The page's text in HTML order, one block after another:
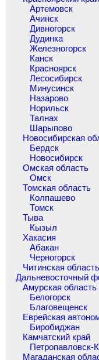
Артемовск
Ачинск
Дивногорск
Дудинка
Железногорск
Канск
Красноярск
Лесосибирск
Минусинск
Назарово
Норильск
Талнах
Шарыпово
Новосибирская
Бердск
Новосибирск
Омская область
Омск
Томская область
Колпашево
Томск
Тыва
Кызыл
Хакасия
Абакан
Черногорск
Читинская область
Дальневосточный
Амурская область
Белогорск
Благовещенск
Еврейская
Биробиджан
Камчатский край
Петропавловск-
Магаданская